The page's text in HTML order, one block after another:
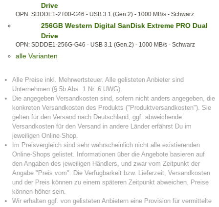
Drive
OPN: SDDDE1-2T00-G46 - USB 3.1 (Gen.2) - 1000 MB/s - Schwarz
256GB Western Digital SanDisk Extreme PRO Dual
Drive
OPN: SDDDE1-256G-G46 - USB 3.1 (Gen.2) - 1000 MB/s - Schwarz
alle Varianten